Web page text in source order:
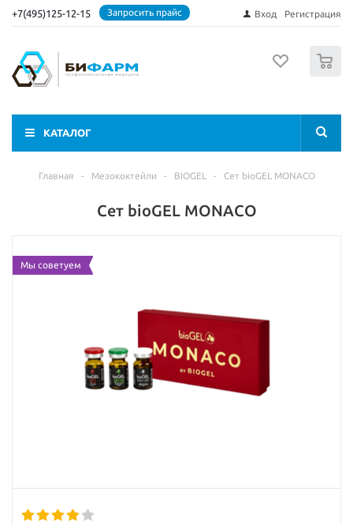
+7(495)125-12-15 Запросить прайс Вход Регистрация
КАТАЛОГ
Главная - Мезококтейли - BIOGEL - Сет bioGEL MONACO
Сет bioGEL MONACO
Мы советуем